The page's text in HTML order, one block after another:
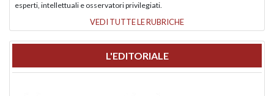
esperti, intellettuali e osservatori privilegiati.
VEDI TUTTE LE RUBRICHE
L'EDITORIALE